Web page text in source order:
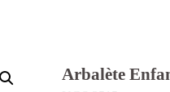
Arbalète